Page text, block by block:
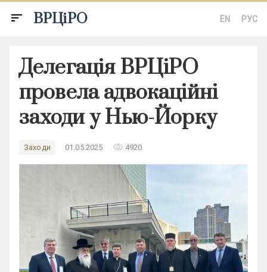
sort ВРЦіРО EN РУС
Делегація ВРЦіРО
провела адвокаційні
заходи у Нью-Йорку
Заходи 01.05.2025 remove_red_eye 4920